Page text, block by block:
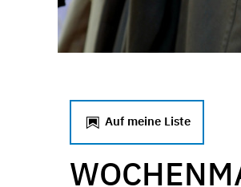
Auf meine Liste